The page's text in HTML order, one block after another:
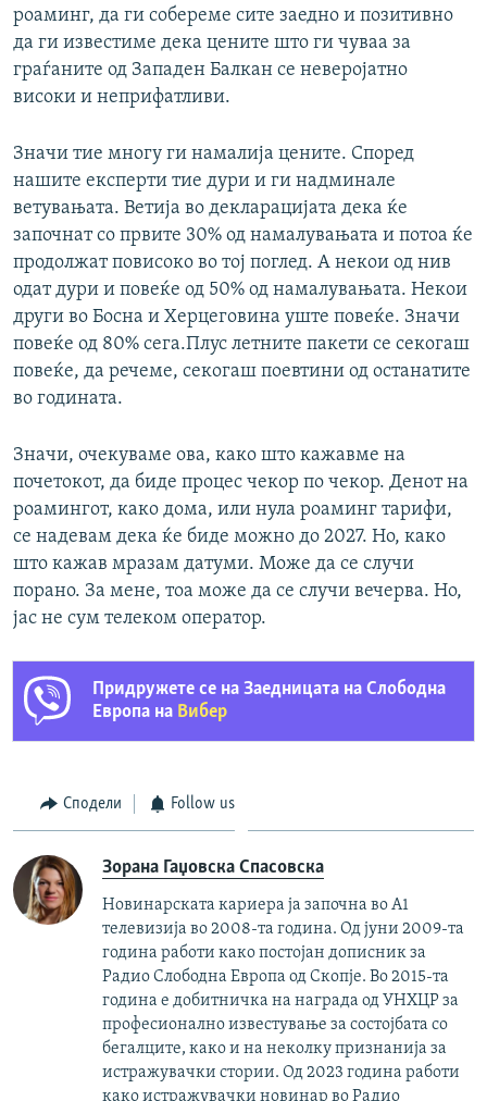
роаминг, да ги собереме сите заедно и позитивно
да ги известиме дека цените што ги чуваа за
граѓаните од Западен Балкан се неверојатно
високи и неприфатливи.
Значи тие многу ги намалија цените. Според
нашите експерти тие дури и ги надминале
ветувањата. Ветија во декларацијата дека ќе
започнат со првите 30% од намалувањата и потоа ќе
продолжат повисоко во тој поглед. А некои од нив
одат дури и повеќе од 50% од намалувањата. Некои
други во Босна и Херцеговина уште повеќе. Значи
повеќе од 80% сега.Плус летните пакети се секогаш
повеќе, да речеме, секогаш поевтини од останатите
во годината.
Значи, очекуваме ова, како што кажавме на
почетокот, да биде процес чекор по чекор. Денот на
роамингот, како дома, или нула роаминг тарифи,
се надевам дека ќе биде можно до 2027. Но, како
што кажав мразам датуми. Може да се случи
порано. За мене, тоа може да се случи вечерва. Но,
јас не сум телеком оператор.
Придружете се на Заедницата на Слободна
Европа на Вибер
Сподели Follow us
Зорана Гаџовска Спасовска
Новинарската кариера ја започна во А1
телевизија во 2008-та година. Од јуни 2009-та
година работи како постојан дописник за
Радио Слободна Европа од Скопје. Во 2015-та
година е добитничка на награда од УНХЦР за
професионално известување за состојбата со
бегалците, како и на неколку признанија за
истражувачки стории. Од 2023 година работи
како истражувачки новинар во Радио